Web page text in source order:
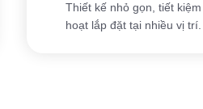
Thiết kế nhỏ gọn, tiết
hoạt lắp đặt tại nhiều vị trí.